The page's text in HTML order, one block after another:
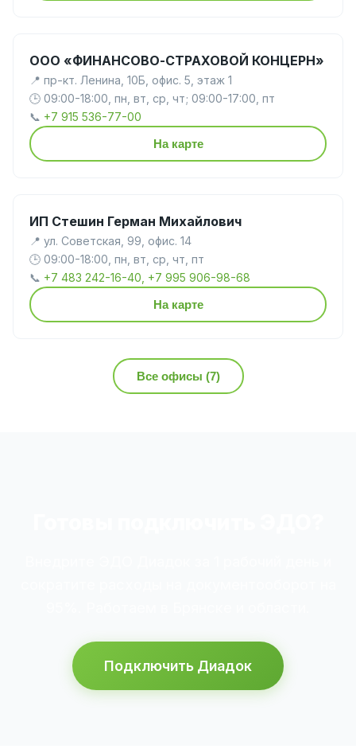
ООО «ФИНАНСОВО-СТРАХОВОЙ КОНЦЕРН»
📍 пр-кт. Ленина, 10Б, офис. 5, этаж 1
🕒 09:00-18:00, пн, вт, ср, чт; 09:00-17:00, пт
📞 +7 915 536-77-00
На карте
ИП Стешин Герман Михайлович
📍 ул. Советская, 99, офис. 14
🕒 09:00-18:00, пн, вт, ср, чт, пт
📞 +7 483 242-16-40, +7 995 906-98-68
На карте
Все офисы (7)
Подключить Диадок